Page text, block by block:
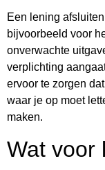
Een lening
bijvoorbeeld voor
onverwachte
verplichting
ervoor te zorgen
waar je op moet
maken.
Wat voor